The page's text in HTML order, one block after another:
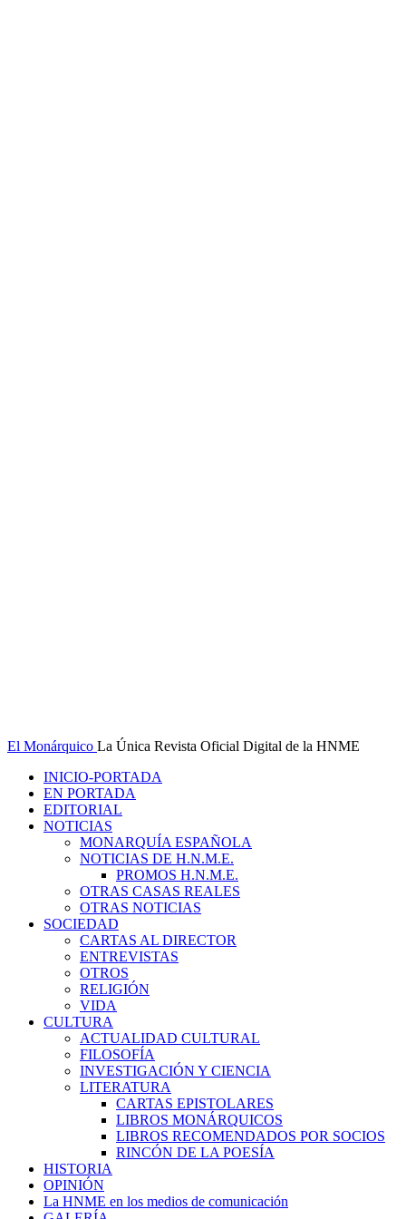
El Monárquico La Única Revista Oficial Digital de la HNME
INICIO-PORTADA
EN PORTADA
EDITORIAL
NOTICIAS
MONARQUÍA ESPAÑOLA
NOTICIAS DE H.N.M.E.
PROMOS H.N.M.E.
OTRAS CASAS REALES
OTRAS NOTICIAS
SOCIEDAD
CARTAS AL DIRECTOR
ENTREVISTAS
OTROS
RELIGIÓN
VIDA
CULTURA
ACTUALIDAD CULTURAL
FILOSOFÍA
INVESTIGACIÓN Y CIENCIA
LITERATURA
CARTAS EPISTOLARES
LIBROS MONÁRQUICOS
LIBROS RECOMENDADOS POR SOCIOS
RINCÓN DE LA POESÍA
HISTORIA
OPINIÓN
La HNME en los medios de comunicación